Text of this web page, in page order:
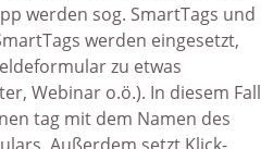
werden sog. SmartTags und
werden eingesetzt,
zu etwas
Webinar o.ö.). In diesem Fall
tag mit dem Namen des